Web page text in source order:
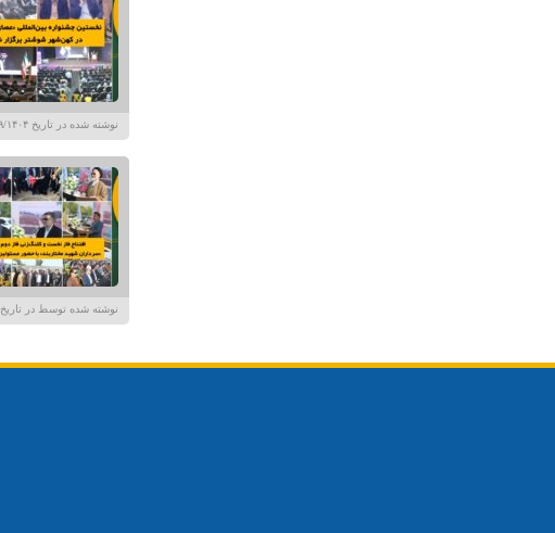
نوشته شده توسط در تاریخ ۰۶/۱۰/۱۴۰۴ ساعت ۰۶:۱۴ |
نوشته شده در تاریخ ۲۳/۰۹/۱۴۰۴ ساعت ۱۱:۲۳ |